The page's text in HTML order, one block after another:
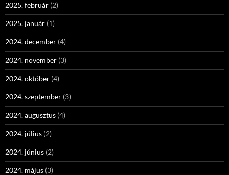
2025. február (2)
2025. január (1)
2024. december (4)
2024. november (3)
2024. október (4)
2024. szeptember (3)
2024. augusztus (4)
2024. július (2)
2024. június (2)
2024. május (3)